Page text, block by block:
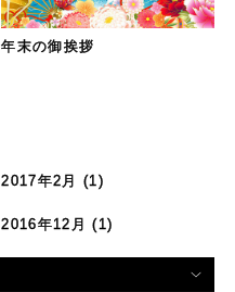
年末の御挨拶
2017年2月 (1)
2016年12月 (1)